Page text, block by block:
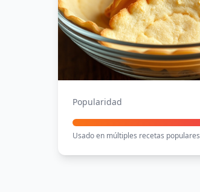
Popularidad
Usado en múltiples recetas populares